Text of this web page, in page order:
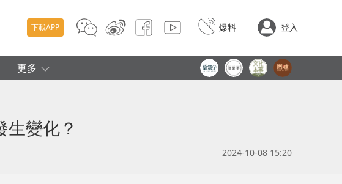
下載APP 爆料 登入
更多
變化？
2024-10-08 15:20